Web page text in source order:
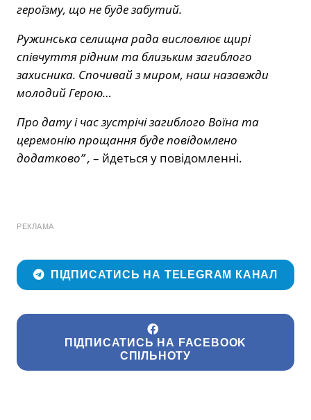
героїзму, що не буде забутий.
Ружинська селищна рада висловлює щирі
співчуття рідним та близьким загиблого
захисника. Спочивай з миром, наш назавжди
молодий Герою…
Про дату і час зустрічі загиблого Воїна та
церемонію прощання буде повідомлено
додатково” , – йдеться у повідомленні.
РЕКЛАМА
ПІДПИСАТИСЬ НА TELEGRAM КАНАЛ
ПІДПИСАТИСЬ НА FACEBOOK
СПІЛЬНОТУ